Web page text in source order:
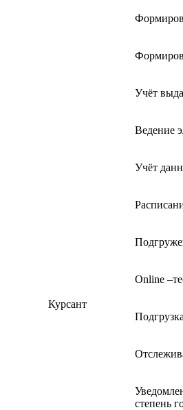
Учёт
Ведение
Учёт
Курсант
Online
степень